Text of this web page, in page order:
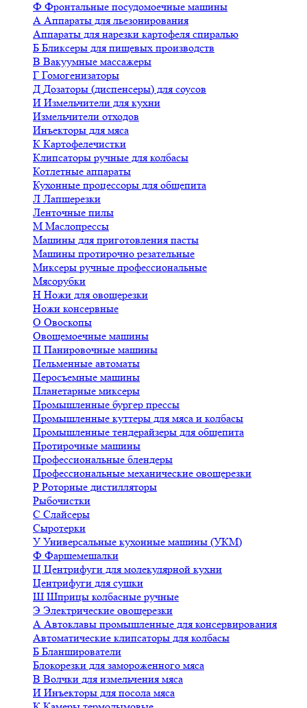
Ф Фронтальные посудомоечные машины
А Аппараты для льезонирования
Аппараты для нарезки картофеля спиралью
Б Бликсеры для пищевых производств
В Вакуумные массажеры
Г Гомогенизаторы
Д Дозаторы (диспенсеры) для соусов
И Измельчители для кухни
Измельчители отходов
Инъекторы для мяса
К Картофелечистки
Клипсаторы ручные для колбасы
Котлетные аппараты
Кухонные процессоры для общепита
Л Лапшерезки
Ленточные пилы
М Маслопрессы
Машины для приготовления пасты
Машины протирочно резательные
Миксеры ручные профессиональные
Мясорубки
Н Ножи для овощерезки
Ножи консервные
О Овоскопы
Овощемоечные машины
П Панировочные машины
Пельменные автоматы
Перосъемные машины
Планетарные миксеры
Промышленные бургер прессы
Промышленные куттеры для мяса и колбасы
Промышленные тендерайзеры для общепита
Протирочные машины
Профессиональные блендеры
Профессиональные механические овощерезки
Р Роторные дистилляторы
Рыбочистки
С Слайсеры
Сыротерки
У Универсальные кухонные машины (УКМ)
Ф Фаршемешалки
Ц Центрифуги для молекулярной кухни
Центрифуги для сушки
Ш Шприцы колбасные ручные
Э Электрические овощерезки
А Автоклавы промышленные для консервирования
Автоматические клипсаторы для колбасы
Б Бланширователи
Блокорезки для замороженного мяса
В Волчки для измельчения мяса
И Инъекторы для посола мяса